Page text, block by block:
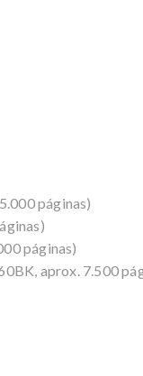
páginas)
páginas)
aprox. 7.500